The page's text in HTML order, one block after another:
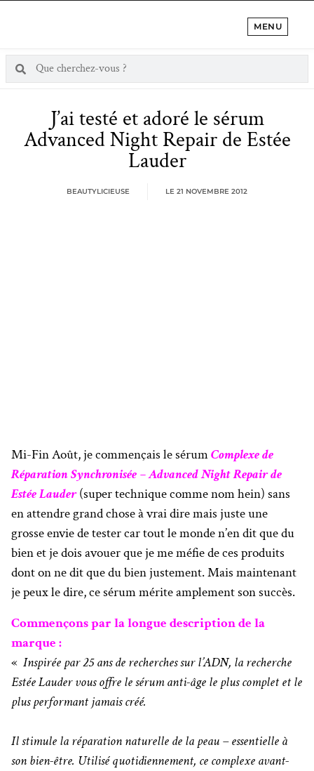
MENU
J’ai testé et adoré le sérum
Advanced Night Repair de Estée
Lauder
BEAUTYLICIEUSE LE 21 NOVEMBRE 2012
Mi-Fin Août, je commençais le sérumComplexe de
Réparation Synchronisée – Advanced Night Repair de
Estée Lauder(super technique comme nom hein) sans
en attendre grand chose à vrai dire mais juste une
grosse envie de tester car tout le monde n’en dit que du
bien et je dois avouer que je me méfie de ces produits
dont on ne dit que du bien justement. Mais maintenant
je peux le dire, ce sérum mérite amplement son succès.
Commençons par la longue description de la
marque :
« Inspirée par 25 ans de recherches sur l’ADN, la recherche
Estée Lauder vous offre le sérum anti-âge le plus complet et le
plus performant jamais créé.
Il stimule la réparation naturelle de la peau – essentielle à
son bien-être. Utilisé quotidiennement, ce complexe avant-